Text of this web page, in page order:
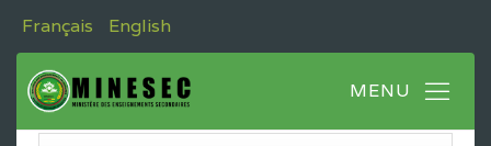
Français English